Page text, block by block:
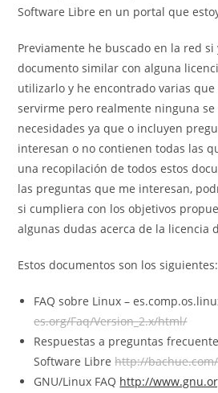
Software Libre en un portal que
Previamente he buscado en la red si
documento similar con alguna
utilizarlo y he encontrado varias
servirme pero realmente ninguna se
necesidades ya que o incluyen
interesan o nocontienen todas las
una recopilación de todos estos
las preguntas que me interesan,
si cumpliera con los objetivos
algunas dudas acerca de la licencia
Estos documentos son los siguientes:
FAQ sobre Linux –
es.org/Faq/Version_2.x/html/
Respuestas a preguntas
Software Librehttp://
GNU/Linux FAQ http://